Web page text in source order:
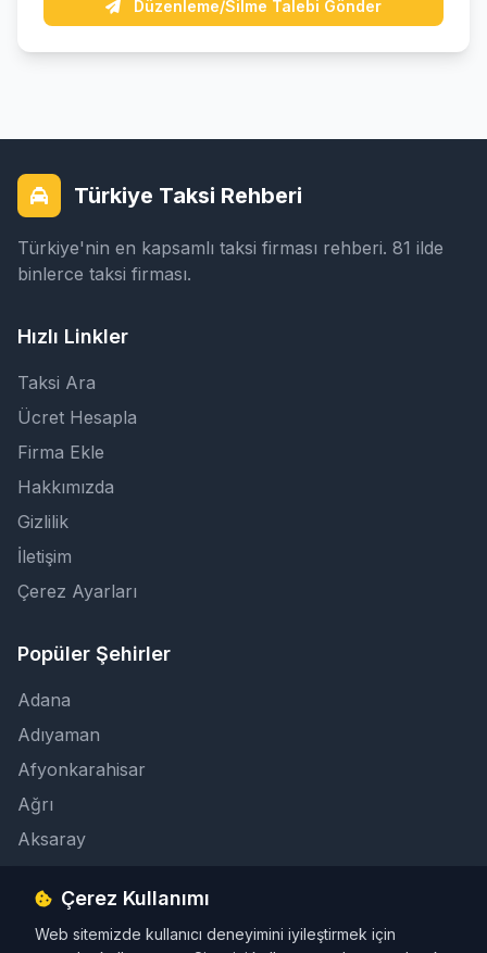
Düzenleme/Silme Talebi Gönder
Türkiye Taksi Rehberi
Türkiye'nin en kapsamlı taksi firması rehberi. 81 ilde
binlerce taksi firması.
Hızlı Linkler
Taksi Ara
Ücret Hesapla
Firma Ekle
Hakkımızda
Gizlilik
İletişim
Çerez Ayarları
Popüler Şehirler
Adana
Adıyaman
Afyonkarahisar
Ağrı
Aksaray
İletişim
info@taksicibul.com
Çerez Kullanımı
Web sitemizde kullanıcı deneyimini iyileştirmek için